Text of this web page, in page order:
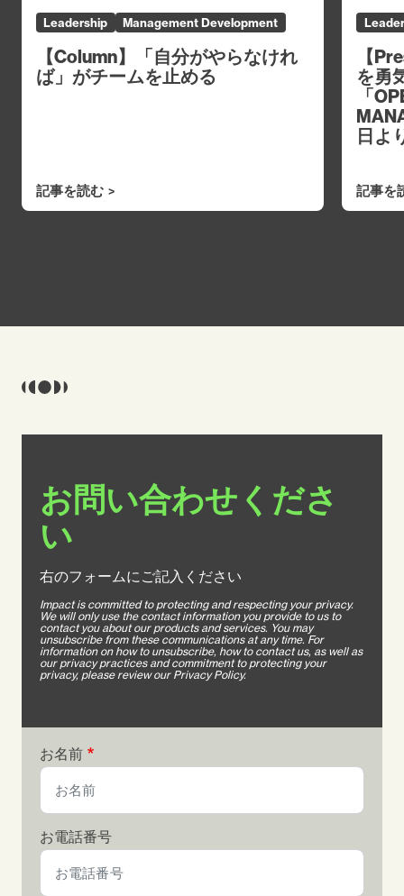
Leadership Management Development
【Column】「自分がやらなけれ
ば」がチームを止める
記事を読む
【
を勇
「
日よ
記事を
お問い合わせくださ
い
右のフォームにご記入ください
Impact is committed to protecting and respecting your privacy.
We will only use the contact information you provide to us to
contact you about our products and services. You may
unsubscribe from these communications at any time. For
information on how to unsubscribe, how to contact us, as well as
our privacy practices and commitment to protecting your
privacy, please review our Privacy Policy.
お名前
お電話番号